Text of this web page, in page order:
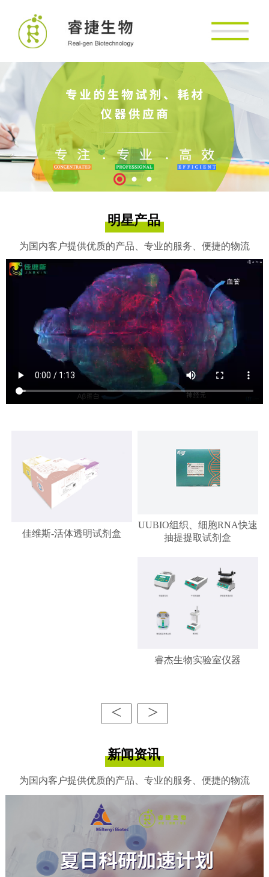
明星产品
为国内客户提供优质的产品、专业的服务、便捷的物流
佳维斯-活体透明试剂盒
UUBIO组织、细胞RNA快速
抽提提取试剂盒
睿杰生物实验室仪器
睿杰生物-凋亡/增殖检测试剂
< >
新闻资讯
为国内客户提供优质的产品、专业的服务、便捷的物流